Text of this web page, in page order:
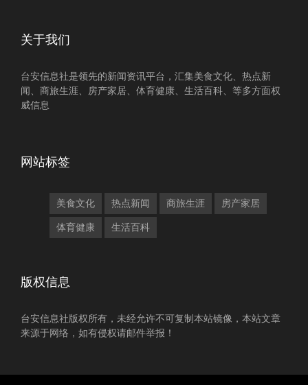
关于我们
台安信息社是领先的新闻资讯平台，汇集美食文化、热点新
闻、商旅生涯、房产家居、体育健康、生活百科、等多方面权
威信息
网站标签
美食文化 热点新闻 商旅生涯 房产家居
体育健康 生活百科
版权信息
台安信息社版权所有，未经允许不可复制本站镜像，本站文章
来源于网络，如有侵权请邮件举报！